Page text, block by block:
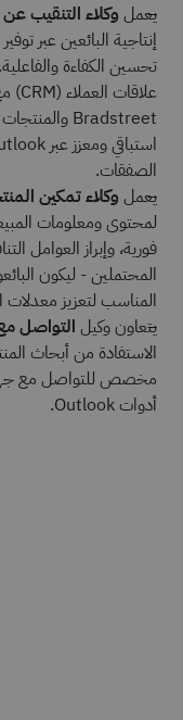
يعمل وكلاء التنقيب
إنتاجية البائعين عبر
تحسين الكفاءة
الصفقات.
يعمل وكلاء تمكين
لمحتوى ومعلومات
فورية، وإبراز العوامل
المحتملين - ليكون
المناسب لتعزيز معدلات
يتعاون وكيل التواصل
الاستفادة من أبحاث
مخصص للتواصل مع
أدوات Outlook.